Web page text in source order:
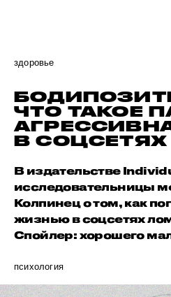
здоровье
ЧТО ТАКОЕ
В СОЦСЕТЯХ
В издательстве
исследовательницы
Колпинец о том, как
жизнью в соцсетях
Спойлер: хорошего
психология